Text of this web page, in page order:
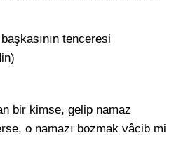
tenceresi
bir kimse, gelip namaz
o namazı bozmak vâcib mi